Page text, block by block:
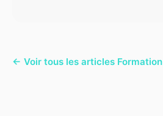
← Voir tous les articles Formation